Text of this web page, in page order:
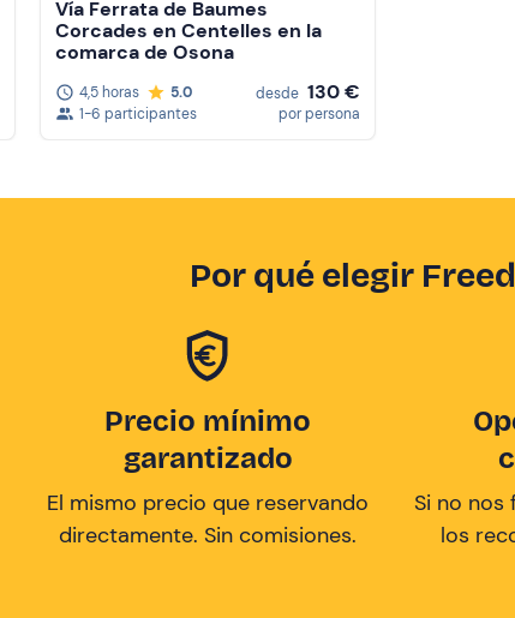
Vía Ferrata de Baumes
Corcades en Centelles en la
comarca de Osona
4,5 horas
5.0
1-6 participantes
desde 130 €
por persona
Por qué elegir
Precio mínimo
garantizado
El mismo precio que reservando
directamente. Sin comisiones.
Si no nos
los